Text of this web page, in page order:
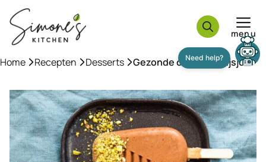
naar
inhoud
menu
Home »Recepten »Desserts »Gezonde chocolade ijsjes